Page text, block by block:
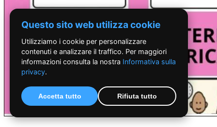
Questo sito web utilizza cookie
Utilizziamo i cookie per personalizzare
contenuti e analizzare il traffico. Per maggiori
informazioni consulta la nostra Informativa sulla
privacy.
Accetta tutto Rifiuta tutto